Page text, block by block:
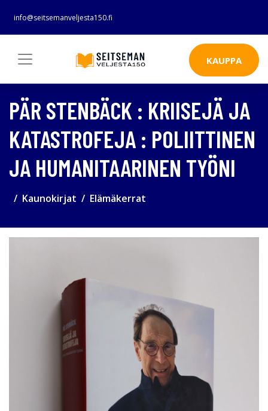
info@seitsemanveljesta150.fi
KAUPPA
PÄR STENBÄCK : KRIISEJÄ JA
KATASTROFEJA : POLIITTINEN
JA HUMANITAARINEN TYÖNI
Kaunokirjat Elämäkerrat